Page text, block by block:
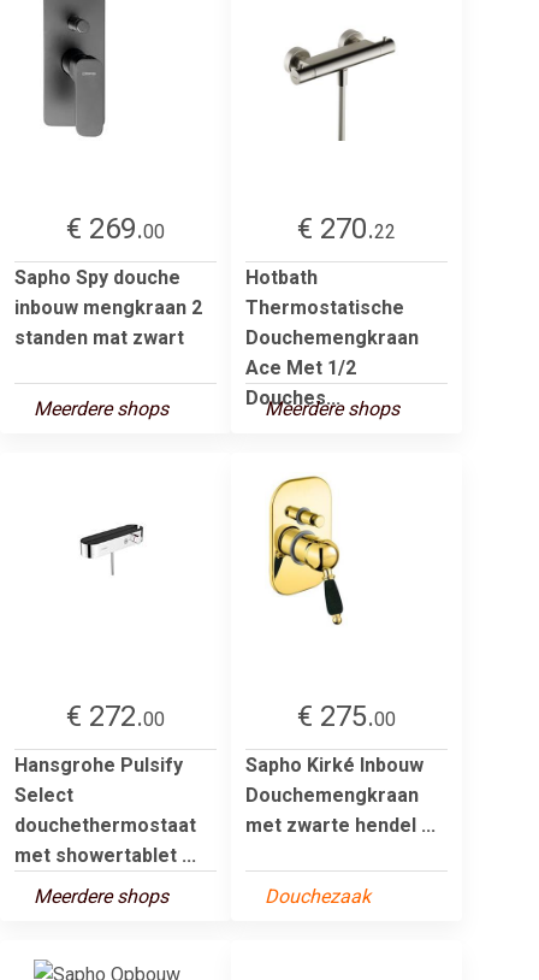
€ 269.00
Sapho Spy douche
inbouw mengkraan 2
standen mat zwart
Meerdere shops
€ 270.22
Hotbath
Thermostatische
Douchemengkraan
Ace Met 1/2
Douches...
Meerdere shops
€ 272.00
Hansgrohe Pulsify
Select
douchethermostaat
met showertablet ...
Meerdere shops
€ 275.00
Sapho Kirké Inbouw
Douchemengkraan
met zwarte hendel ...
Douchezaak